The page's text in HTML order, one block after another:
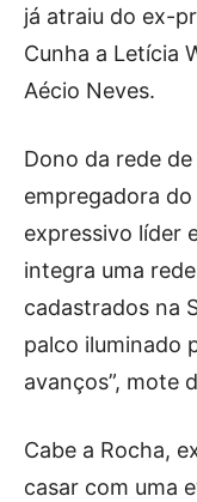
já atraiu do ex-
Cunha a Letícia
Aécio Neves.
Dono da rede de
empregadora do
expressivo líder
integra uma
cadastrados na
palco iluminado
avanços”, mote
Cabe a Rocha,
casar com uma